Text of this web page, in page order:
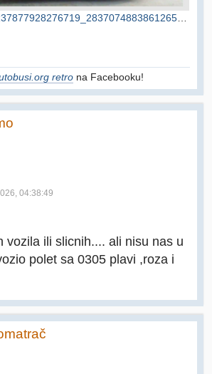
(1).jpg
retro na Facebooku!
04:38:49
vozila ili slicnih.... ali nisu nas u
polet sa 0305 plavi ,roza i